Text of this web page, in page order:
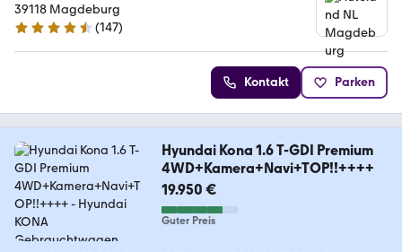
39118 Magdeburg
4.6 Sterne
(147)
Kontakt Parken
Hyundai Kona 1.6 T-GDI Premium
4WD+Kamera+Navi+TOP!!++++
19.950 €
Guter Preis